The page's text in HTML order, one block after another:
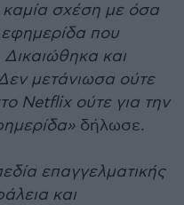
καμία σχέση με όσα
εφημερίδα που
Δικαιώθηκα και
μετάνιωσα ούτε
Netflix ούτε για την
δήλωσε.
επαγγελματικής
και